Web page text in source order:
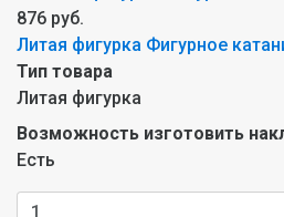
876 руб.
Литая фигурка Фигурное
Тип товара
Литая фигурка
Возможность изготовить
Есть